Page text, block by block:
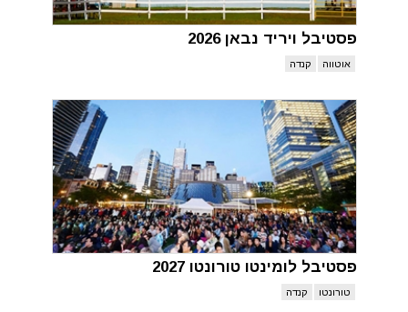
פסטיבל ויריד נבאן 2026
אוטווה קנדה
פסטיבל לומינטו טורונטו 2027
טורונטו קנדה